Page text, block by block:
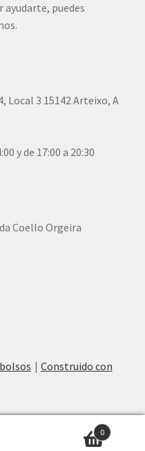
ayudarte, puedes
Local 3 15142 Arteixo, A
y de 17:00 a 20:30
Coello Orgeira
Construido con
0